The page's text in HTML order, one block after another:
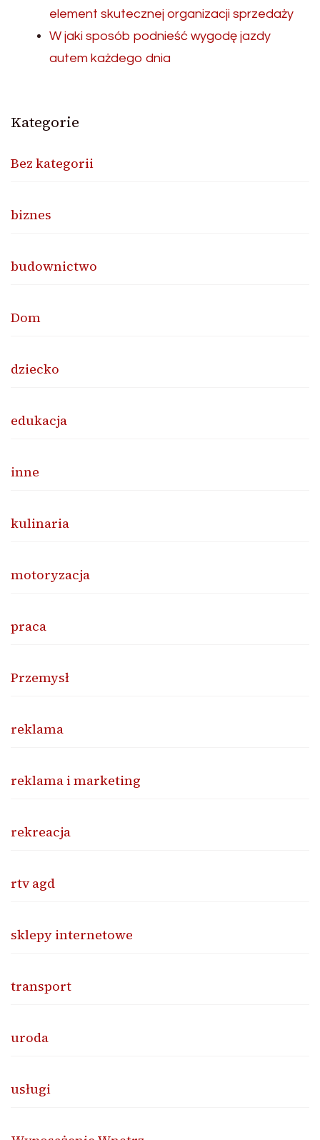
element skutecznej organizacji sprzedaży
W jaki sposób podnieść wygodę jazdy
autem każdego dnia
Kategorie
Bez kategorii
biznes
budownictwo
Dom
dziecko
edukacja
inne
kulinaria
motoryzacja
praca
Przemysł
reklama
reklama i marketing
rekreacja
rtv agd
sklepy internetowe
transport
uroda
usługi